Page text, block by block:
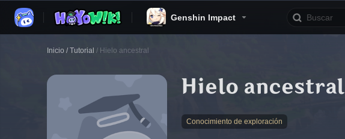
Genshin Impact
Inicio / Tutorial / Hielo ancestral
Hielo ancestral
Conocimiento de exploración